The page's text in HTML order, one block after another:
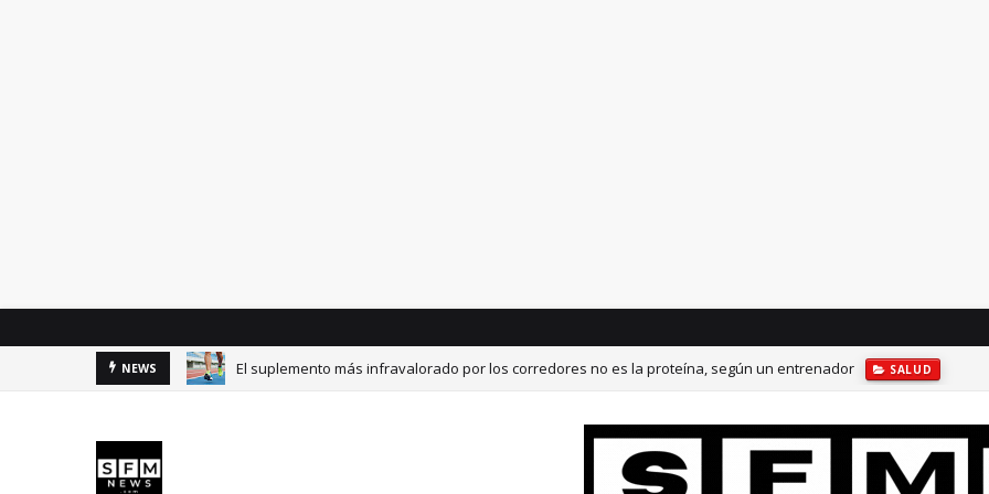
NEWS El suplemento más infravalorado por los corredores no es la proteína, según un entrenador SALUD